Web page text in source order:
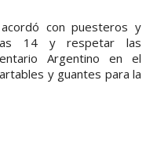
con puesteros y
14 y respetar las
Argentino en el
y guantes para la